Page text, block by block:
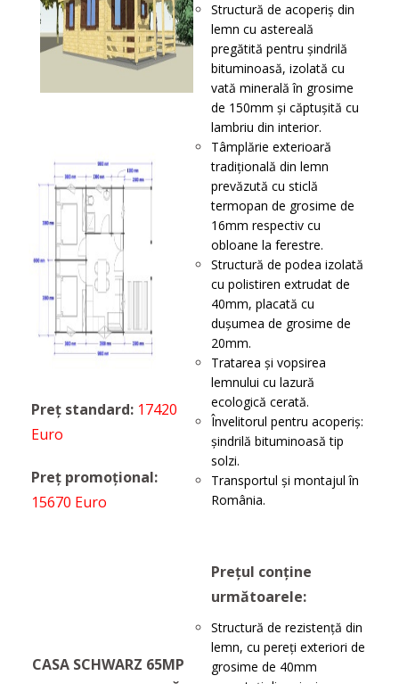
Preț standard: 17420
Euro
Preț promoțional:
15670 Euro
Structură de acoperiş din
lemn cu astereală
pregătită pentru șindrilă
bituminoasă, izolată cu
vată minerală în grosime
de 150mm și căptușită cu
lambriu din interior.
Tâmplărie exterioară
tradițională din lemn
prevăzută cu sticlă
termopan de grosime de
16mm respectiv cu
obloane la ferestre.
Structură de podea izolată
cu polistiren extrudat de
40mm, placată cu
dușumea de grosime de
20mm.
Tratarea și vopsirea
lemnului cu lazură
ecologică cerată.
Învelitorul pentru acoperiș:
șindrilă bituminoasă tip
solzi.
Transportul şi montajul în
România.
CASA SCHWARZ 65MP
Prețul conține
următoarele:
Structură de rezistenţă din
lemn, cu pereţi exteriori de
grosime de 40mm